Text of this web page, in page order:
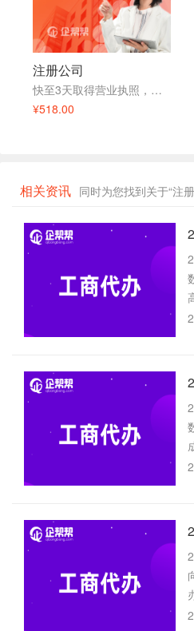
注册公司
快至3天取得营业执照，全程无需到场
¥518.00
相关资讯 同时为您找到关于“注